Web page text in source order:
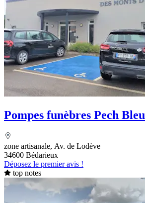
Pompes funèbres Pech Bleu
zone artisanale, Av. de Lodève
34600 Bédarieux
Déposez le premier avis !
top notes